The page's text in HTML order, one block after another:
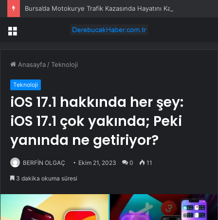
Bursa’da Motokurye Trafik Kazasında Hayatını Kaybetti
Menü
Anasayfa /Teknoloji
Teknoloji
iOS 17.1 hakkında her şey:
iOS 17.1 çok yakında; Peki
yanında ne getiriyor?
BERFİN OLGAÇ Ekim 21, 2023 0 11
3 dakika okuma süresi